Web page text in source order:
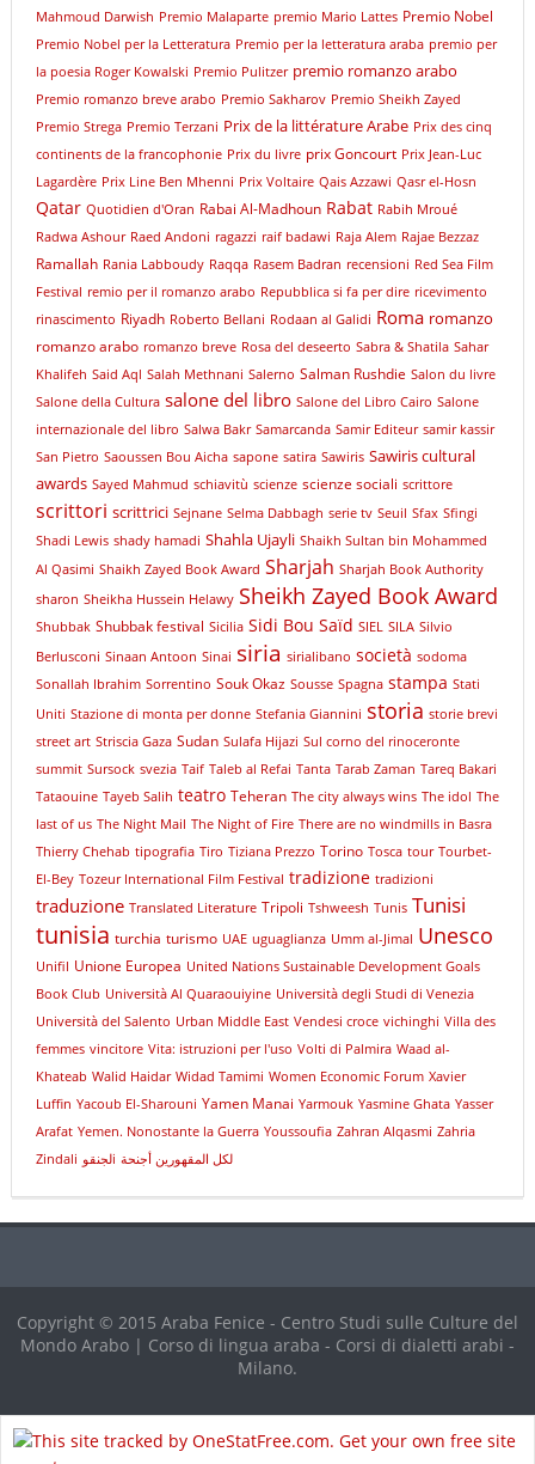
Mahmoud Darwish Premio Malaparte premio Mario Lattes Premio Nobel
Premio Nobel per la Letteratura Premio per la letteratura araba premio per
la poesia Roger Kowalski Premio Pulitzer premio romanzo arabo
Premio romanzo breve arabo Premio Sakharov Premio Sheikh Zayed
Premio Strega Premio Terzani Prix de la littérature Arabe Prix des cinq
continents de la francophonie Prix du livre prix Goncourt Prix Jean-Luc
Lagardère Prix Line Ben Mhenni Prix Voltaire Qais Azzawi Qasr el-Hosn
Qatar Quotidien d'Oran Rabai Al-Madhoun Rabat Rabih Mroué
Radwa Ashour Raed Andoni ragazzi raif badawi Raja Alem Rajae Bezzaz
Ramallah Rania Labboudy Raqqa Rasem Badran recensioni Red Sea Film
Festival remio per il romanzo arabo Repubblica si fa per dire ricevimento
rinascimento Riyadh Roberto Bellani Rodaan al Galidi Roma romanzo
romanzo arabo romanzo breve Rosa del deseerto Sabra & Shatila Sahar
Khalifeh Said Aql Salah Methnani Salerno Salman Rushdie Salon du livre
Salone della Cultura salone del libro Salone del Libro Cairo Salone
internazionale del libro Salwa Bakr Samarcanda Samir Editeur samir kassir
San Pietro Saoussen Bou Aicha sapone satira Sawiris Sawiris cultural
awards Sayed Mahmud schiavitù scienze scienze sociali scrittore
scrittori scrittrici Sejnane Selma Dabbagh serie tv Seuil Sfax Sfingi
Shadi Lewis shady hamadi Shahla Ujayli Shaikh Sultan bin Mohammed
Al Qasimi Shaikh Zayed Book Award Sharjah Sharjah Book Authority
sharon Sheikha Hussein Helawy Sheikh Zayed Book Award
Shubbak Shubbak festival Sicilia Sidi Bou Saïd SIEL SILA Silvio
Berlusconi Sinaan Antoon Sinai siria sirialibano società sodoma
Sonallah Ibrahim Sorrentino Souk Okaz Sousse Spagna stampa Stati
Uniti Stazione di monta per donne Stefania Giannini storia storie brevi
street art Striscia Gaza Sudan Sulafa Hijazi Sul corno del rinoceronte
summit Sursock svezia Taif Taleb al Refai Tanta Tarab Zaman Tareq Bakari
Tataouine Tayeb Salih teatro Teheran The city always wins The idol The
last of us The Night Mail The Night of Fire There are no windmills in Basra
Thierry Chehab tipografia Tiro Tiziana Prezzo Torino Tosca tour Tourbet-
El-Bey Tozeur International Film Festival tradizione tradizioni
traduzione Translated Literature Tripoli Tshweesh Tunis Tunisi
tunisia turchia turismo UAE uguaglianza Umm al-Jimal Unesco
Unifil Unione Europea United Nations Sustainable Development Goals
Book Club Università Al Quaraouiyine Università degli Studi di Venezia
Università del Salento Urban Middle East Vendesi croce vichinghi Villa des
femmes vincitore Vita: istruzioni per l'uso Volti di Palmira Waad al-
Khateab Walid Haidar Widad Tamimi Women Economic Forum Xavier
Luffin Yacoub El-Sharouni Yamen Manai Yarmouk Yasmine Ghata Yasser
Arafat Yemen. Nonostante la Guerra Youssoufia Zahran Alqasmi Zahria
Zindali
لجنقوi لكل المقهورين أجنحة
Copyright © 2015 Araba Fenice - Centro Studi sulle Culture del
Mondo Arabo | Corso di lingua araba - Corsi di dialetti arabi -
Milano.